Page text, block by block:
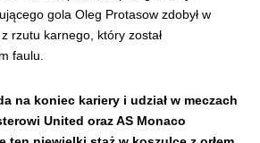
gola Oleg Protasow zdobył w
rzutu karnego, który został
faulu.
na koniec kariery i udział w meczach
United oraz AS Monaco